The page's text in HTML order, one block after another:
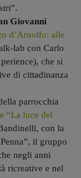
Giovanni
d’Arnolfo: alle
lab con Carlo
che si
di cittadinanza
parrocchia
“La luce del
con la
il gruppo
negli anni
ricreative e nel